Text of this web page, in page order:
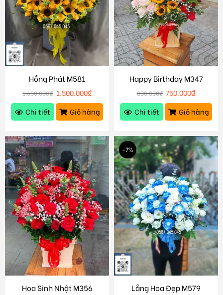
Hồng Phát M581
1.650.000₫ 1.500.000₫
Chi tiết
Giỏ hàng
Happy Birthday M347
800.000₫ 750.000₫
Chi tiết
Giỏ hàng
Hoa Sinh Nhật M356
-7%
Lẵng Hoa Đẹp M579